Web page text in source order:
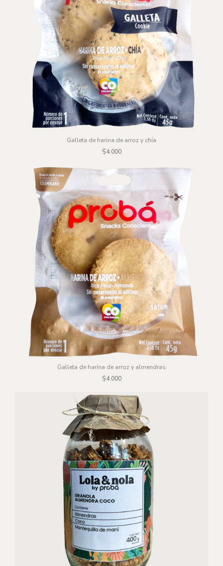
Galleta de harina de arroz y chía
$4.000
Galleta de harina de arroz y almendras
$4.000